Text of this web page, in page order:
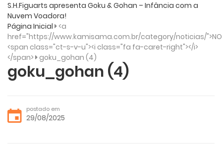
S.H.Figuarts apresenta Goku & Gohan – Infância com a
Nuvem Voadora!
Página Inicial <a
href="https://www.kamisama.com.br/category/noticias/
<span class="ct-s-v-u"><i class="fa fa-caret-right"></i>
</span> goku_gohan (4)
goku_gohan (4)
postado em
29/08/2025